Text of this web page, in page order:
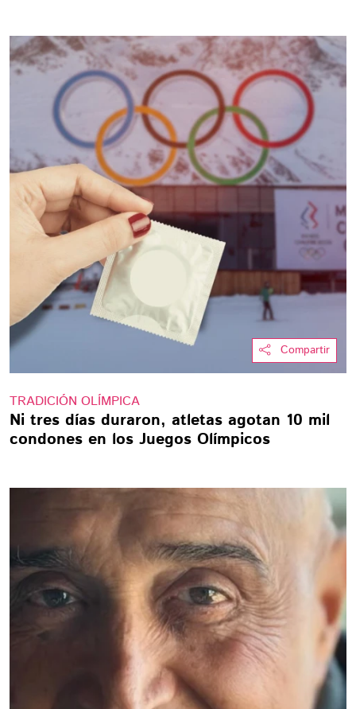
Compartir
TRADICIÓN OLÍMPICA
Ni tres días duraron, atletas agotan 10 mil
condones en los Juegos Olímpicos